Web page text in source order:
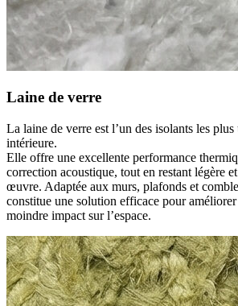
Laine de verre
La laine de verre est l’un des isolants les
intérieure.
Elle offre une excellente performance
correction acoustique, tout en restant légère
œuvre. Adaptée aux murs, plafonds et
constitue une solution efficace pour
moindre impact sur l’espace.